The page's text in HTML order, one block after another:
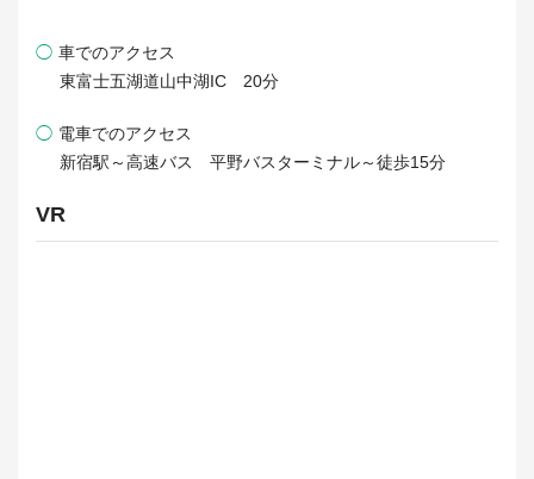
◯ 車でのアクセス
東富士五湖道山中湖IC 20分
◯ 電車でのアクセス
新宿駅～高速バス 平野バスターミナル～徒歩15分
VR